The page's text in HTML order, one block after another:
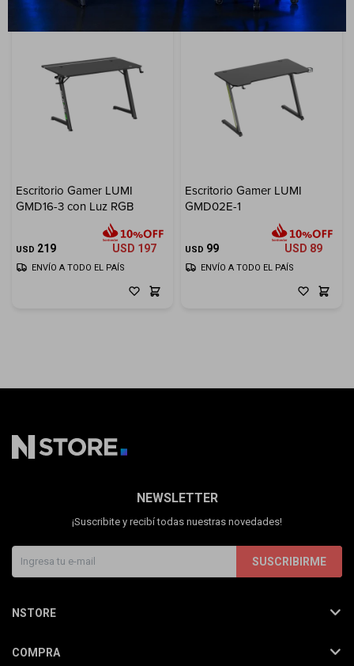
Escritorio Gamer LUMI
GMD16-3 con Luz RGB
USD 219 USD 197
ENVÍO A TODO EL PAÍS
Escritorio Gamer LUMI
GMD02E-1
USD 99 USD 89
ENVÍO A TODO EL PAÍS
NEWSLETTER
¡Suscribite y recibí todas nuestras novedades!
SUSCRIBIRME
NSTORE
COMPRA